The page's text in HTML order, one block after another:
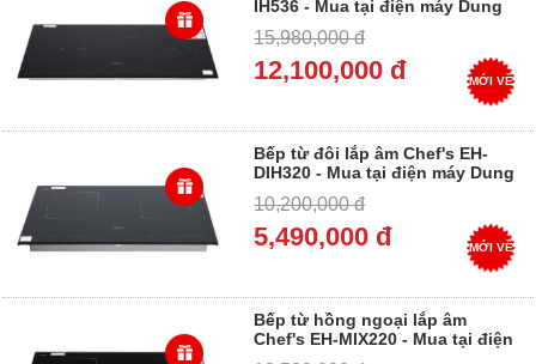
IH536 - Mua tại điện máy Dung
15,980,000 đ
12,100,000 đ MỚI VỀ
Bếp từ đôi lắp âm Chef's EH-
DIH320 - Mua tại điện máy Dung
10,200,000 đ
5,490,000 đ MỚI VỀ
Bếp từ hồng ngoại lắp âm
Chef's EH-MIX220 - Mua tại điện